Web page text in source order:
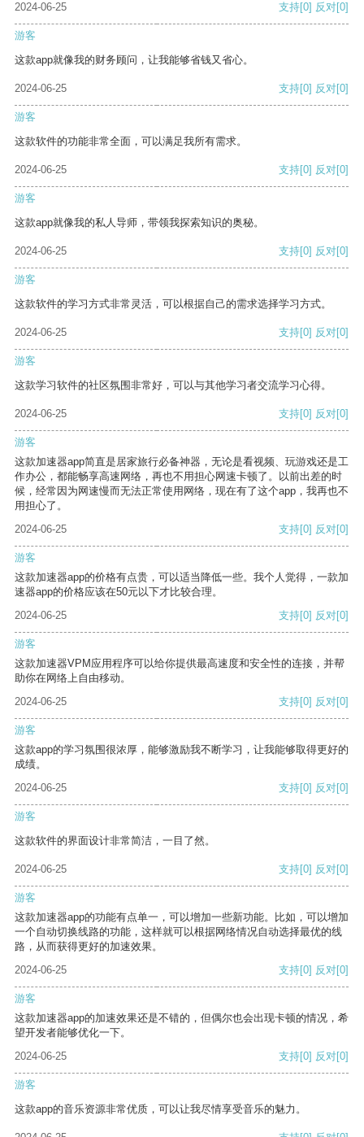
2024-06-25 支持[0] 反对[0]
游客
这款app就像我的财务顾问，让我能够省钱又省心。
2024-06-25 支持[0] 反对[0]
游客
这款软件的功能非常全面，可以满足我所有需求。
2024-06-25 支持[0] 反对[0]
游客
这款app就像我的私人导师，带领我探索知识的奥秘。
2024-06-25 支持[0] 反对[0]
游客
这款软件的学习方式非常灵活，可以根据自己的需求选择学习方式。
2024-06-25 支持[0] 反对[0]
游客
这款学习软件的社区氛围非常好，可以与其他学习者交流学习心得。
2024-06-25 支持[0] 反对[0]
游客
这款加速器app简直是居家旅行必备神器，无论是看视频、玩游戏还是工
作办公，都能畅享高速网络，再也不用担心网速卡顿了。以前出差的时
候，经常因为网速慢而无法正常使用网络，现在有了这个app，我再也不
用担心了。
2024-06-25
支持[0] 反对[0]
游客
这款加速器app的价格有点贵，可以适当降低一些。我个人觉得，一款加
速器app的价格应该在50元以下才比较合理。
2024-06-25
支持[0] 反对[0]
游客
这款加速器VPM应用程序可以给你提供最高速度和安全性的连接，并帮
助你在网络上自由移动。
2024-06-25
支持[0] 反对[0]
游客
这款app的学习氛围很浓厚，能够激励我不断学习，让我能够取得更好的
成绩。
2024-06-25
支持[0] 反对[0]
游客
这款软件的界面设计非常简洁，一目了然。
2024-06-25 支持[0] 反对[0]
游客
这款加速器app的功能有点单一，可以增加一些新功能。比如，可以增加
一个自动切换线路的功能，这样就可以根据网络情况自动选择最优的线
路，从而获得更好的加速效果。
2024-06-25
支持[0] 反对[0]
游客
这款加速器app的加速效果还是不错的，但偶尔也会出现卡顿的情况，希
望开发者能够优化一下。
2024-06-25
支持[0] 反对[0]
游客
这款app的音乐资源非常优质，可以让我尽情享受音乐的魅力。